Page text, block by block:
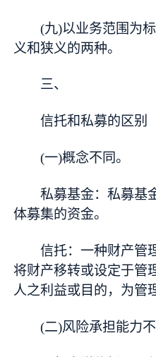
(九)以业务范围为
义和狭义的两种。
三、
信托和私募的区别
(一)概念不同。
私募基金：私募基
体募集的资金。
信托：一种财产管
将财产移转或设定于管
人之利益或目的，为管
(二)风险承担能力不